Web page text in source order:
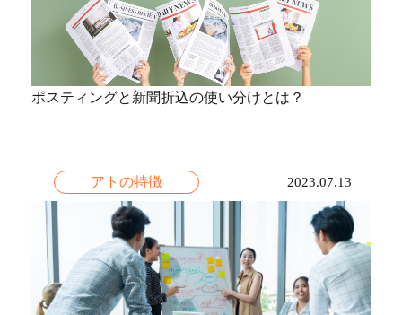
ポスティングと新聞折込の使い分けとは？
アトの特徴 2023.07.13